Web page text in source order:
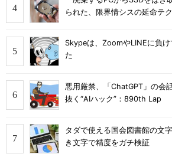
られた、限界情シスの延命テク
Skypeは、ZoomやLINEに負
た
悪用厳禁、「ChatGPT」の会
抜く“AIハック”：890th Lap
タダで使える国会図書館の文
き文字で精度をガチ検証